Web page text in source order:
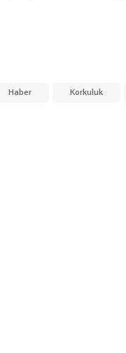
Haber Korkuluk